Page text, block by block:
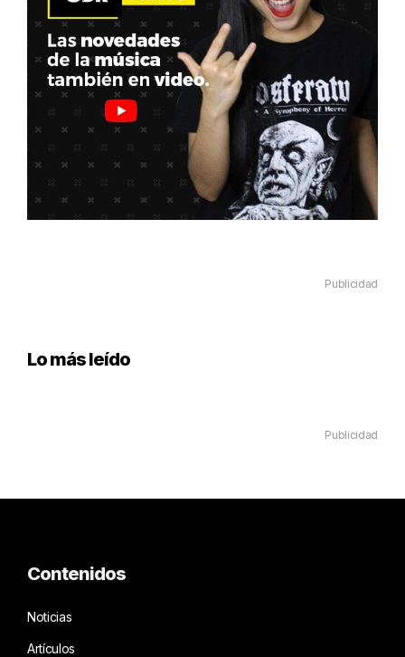
Publicidad
Lo más leído
Publicidad
Contenidos
Noticias
Artículos